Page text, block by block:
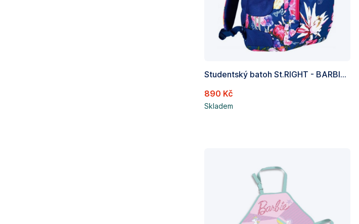
Studentský batoh St.RIGHT - BARBIE BOTANICAL, BP057, 23 l, 3 komory, rozměry: 45x30x20 cm
890 Kč
Skladem